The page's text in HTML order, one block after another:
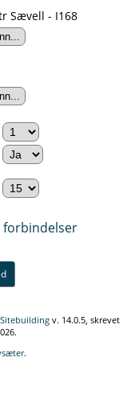
Sævell - I168
forbindelser
v. 14.0.5, skrevet
.